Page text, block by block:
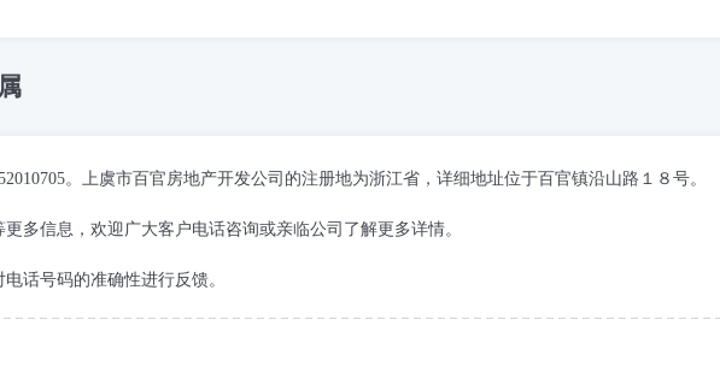
。上虞市百官房地产开发公司的注册地为浙江省，详细地址位于百官镇沿山路１８号。
多信息，欢迎广大客户电话咨询或亲临公司了解更多详情。
话号码的准确性进行反馈。